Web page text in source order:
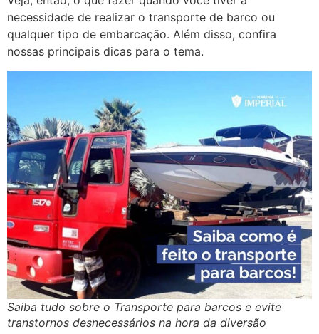
necessidade de realizar o transporte de barco ou
qualquer tipo de embarcação. Além disso, confira
nossas principais dicas para o tema.
Saiba tudo sobre o Transporte para barcos e evite
transtornos desnecessários na hora da diversão